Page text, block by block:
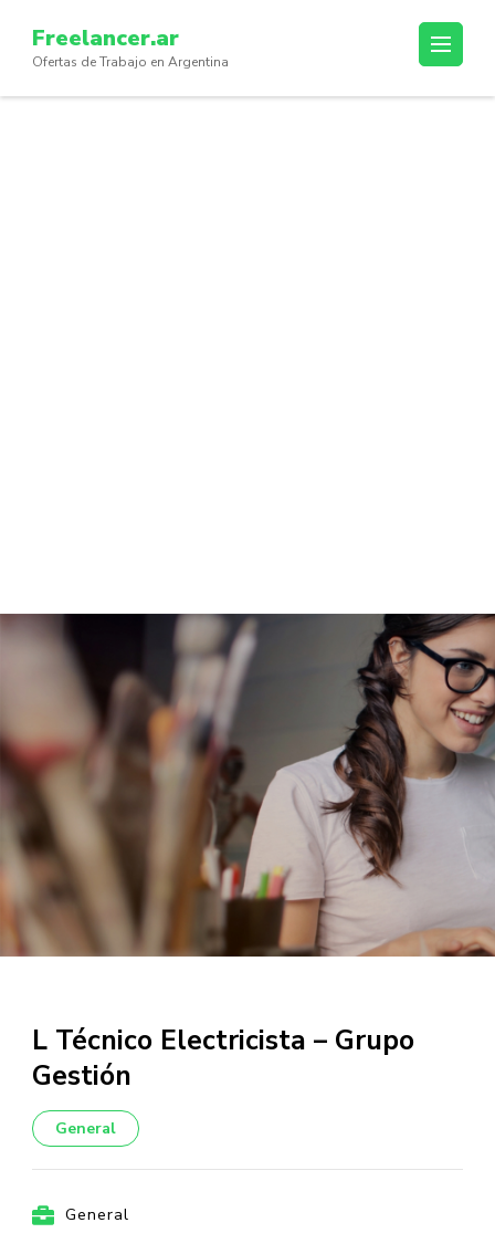
content
(Press
Freelancer.ar
Ofertas de Trabajo en Argentina
L Técnico Electricista – Grupo
Gestión
General
General